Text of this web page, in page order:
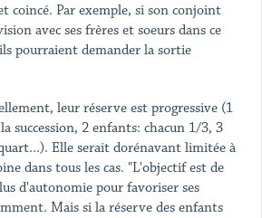
coincé. Par exemple, si son conjoint
avec ses frères et soeurs dans ce
pourraient demander la sortie
leur réserve est progressive (1
succession, 2 enfants: chacun 1/3, 3
Elle serait dorénavant limitée à
dans tous les cas. "L'objectif est de
d'autonomie pour favoriser ses
Mais si la réserve des enfants